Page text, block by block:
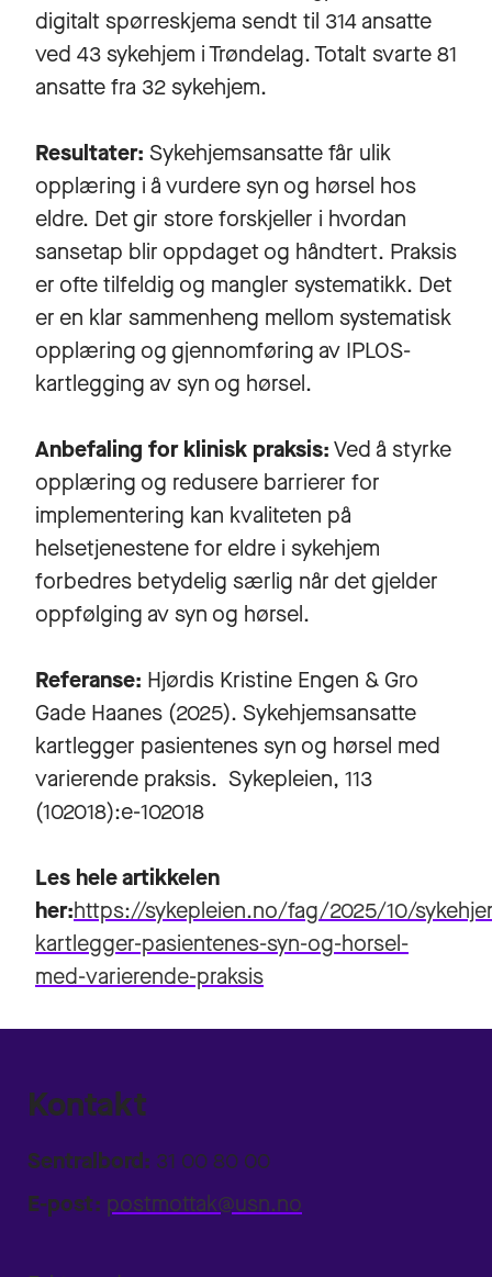
digitalt spørreskjema sendt til 314 ansatte
ved 43 sykehjem i Trøndelag. Totalt svarte 81
ansatte fra 32 sykehjem.
Resultater: Sykehjemsansatte får ulik
opplæring i å vurdere syn og hørsel hos
eldre. Det gir store forskjeller i hvordan
sansetap blir oppdaget og håndtert. Praksis
er ofte tilfeldig og mangler systematikk. Det
er en klar sammenheng mellom systematisk
opplæring og gjennomføring av IPLOS-
kartlegging av syn og hørsel.
Anbefaling for klinisk praksis:Ved å styrke
opplæring og redusere barrierer for
implementering kan kvaliteten på
helsetjenestene for eldre i sykehjem
forbedres betydelig særlig når det gjelder
oppfølging av syn og hørsel.
Referanse: Hjørdis Kristine Engen & Gro
Gade Haanes (2025). Sykehjemsansatte
kartlegger pasientenes syn og hørsel med
varierende praksis. Sykepleien, 113
(102018):e-102018
Les hele artikkelen
her:https://sykepleien.no/fag/2025/10/
kartlegger-pasientenes-syn-og-horsel-
med-varierende-praksis
Kontakt
Sentralbord: 31 00 80 00
E-post: postmottak@usn.no